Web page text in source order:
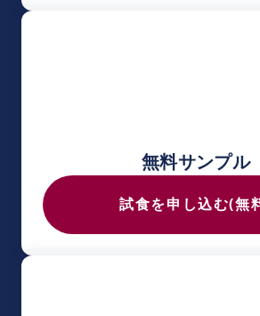
無料サンプル
試食を申し込む(無